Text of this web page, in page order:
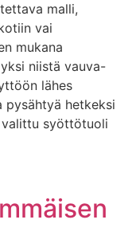
malli,
vai
mukana
niistä vauva-
lähes
pysähtyä hetkeksi
valittu syöttötuoli